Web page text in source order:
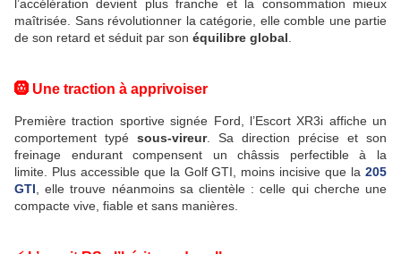
l’accélération devient plus franche et la consommation mieux
maîtrisée. Sans révolutionner la catégorie, elle comble une partie
de son retard et séduit par son équilibre global.
🛞 Une traction à apprivoiser
Première traction sportive signée Ford, l’Escort XR3i affiche un
comportement typé sous-vireur. Sa direction précise et son
freinage endurant compensent un châssis perfectible à la
limite. Plus accessible que la Golf GTI, moins incisive que la 205
GTI , elle trouve néanmoins sa clientèle : celle qui cherche une
compacte vive, fiable et sans manières.